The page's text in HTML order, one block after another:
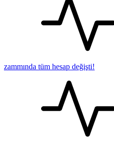
zammında tüm hesap değişti!